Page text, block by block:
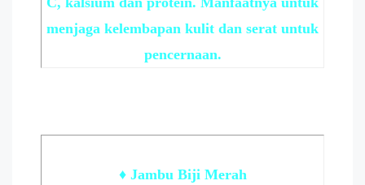
menjaga kelembapan kulit dan serat untuk
pencernaan.
♦ Jambu Biji Merah